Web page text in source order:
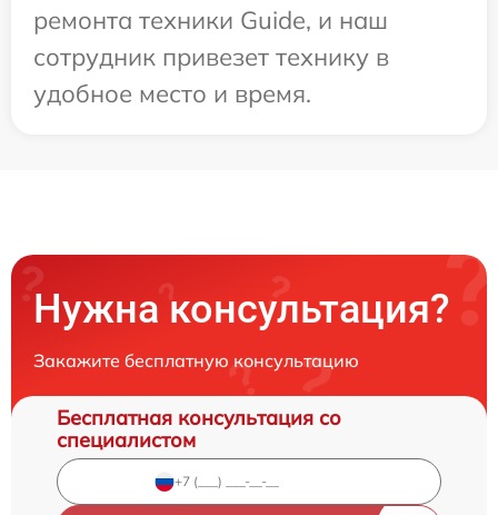
ремонта техники Guide, и наш
сотрудник привезет технику в
удобное место и время.
Нужна консультация?
Закажите бесплатную консультацию
Бесплатная консультация со
специалистом